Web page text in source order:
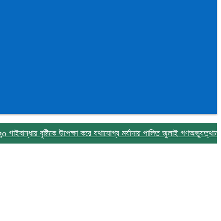
বৃষ্টিকে উপেক্ষা করে যথাযোগ্য মর্যাদায় পালিত জুলাই গণঅভ্যুত্থান দিবস